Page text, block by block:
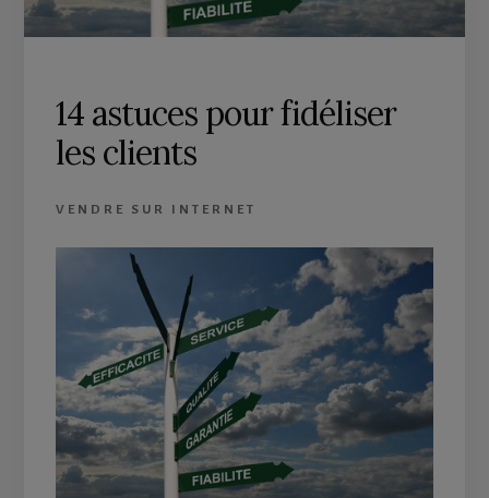
14 astuces pour fidéliser
les clients
VENDRE SUR INTERNET